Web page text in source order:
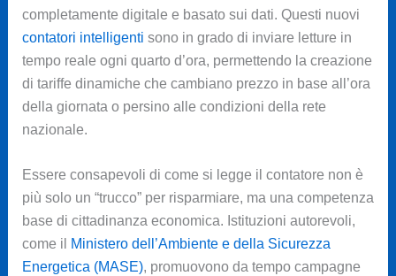
completamente digitale e basato sui dati. Questi nuovi
contatori intelligenti sono in grado di inviare letture in
tempo reale ogni quarto d’ora, permettendo la creazione
di tariffe dinamiche che cambiano prezzo in base all’ora
della giornata o persino alle condizioni della rete
nazionale.
Essere consapevoli di come si legge il contatore non è
più solo un “trucco” per risparmiare, ma una competenza
base di cittadinanza economica. Istituzioni autorevoli,
come il
Ministero dell’Ambiente e della Sicurezza
Energetica (MASE), promuovono da tempo campagne